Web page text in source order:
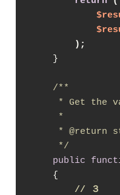
        );
    }
/**
* Get the
     *
     *
@return
     */
public
{
// ３